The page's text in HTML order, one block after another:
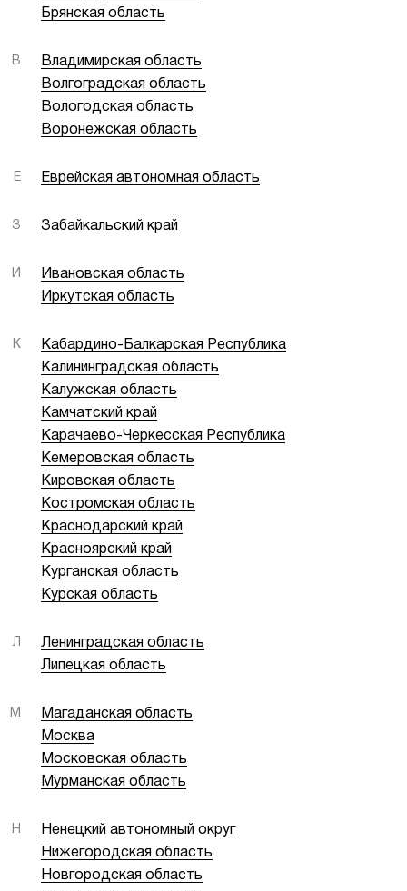
Брянская область
В
Владимирская область
Волгоградская область
Вологодская область
Воронежская область
Е Еврейская автономная область
З Забайкальский край
И
Ивановская область
Иркутская область
К
Кабардино-Балкарская Республика
Калининградская область
Калужская область
Камчатский край
Карачаево-Черкесская Республика
Кемеровская область
Кировская область
Костромская область
Краснодарский край
Красноярский край
Курганская область
Курская область
Л
Ленинградская область
Липецкая область
М
Магаданская область
Москва
Московская область
Мурманская область
Н
Ненецкий автономный округ
Нижегородская область
Новгородская область